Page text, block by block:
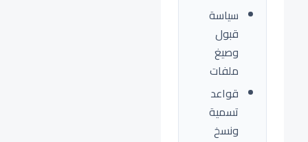
سياسة
قبول
وصيغ
ملفات
قواعد
تسمية
ونسخ